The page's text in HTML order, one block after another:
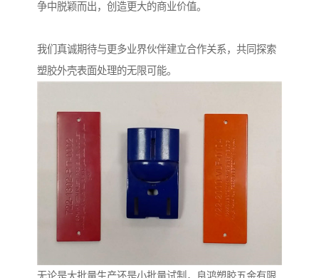
争中脱颖而出，创造更大的商业价值。
我们真诚期待与更多业界伙伴建立合作关系，共同探索
塑胶外壳表面处理的无限可能。